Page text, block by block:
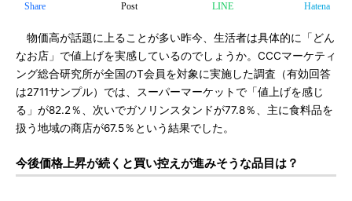
Share Post LINE Hatena
物価高が話題に上ることが多い昨今、生活者は具体的に「どん
なお店」で値上げを実感しているのでしょうか。CCCマーケティ
ング総合研究所が全国のT会員を対象に実施した調査（有効回答
は2711サンプル）では、スーパーマーケットで「値上げを感じ
る」が82.2％、次いでガソリンスタンドが77.8％、主に食料品を
扱う地域の商店が67.5％という結果でした。
今後価格上昇が続くと買い控えが進みそうな品目は？